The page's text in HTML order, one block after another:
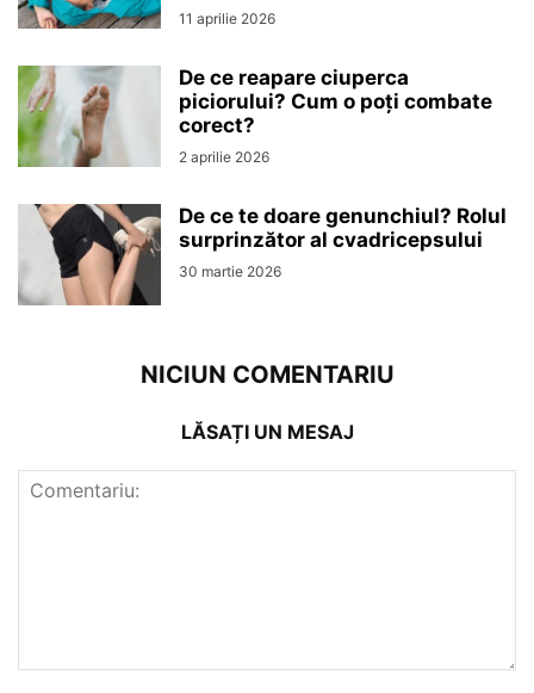
11 aprilie 2026
De ce reapare ciuperca
piciorului? Cum o poți combate
corect?
2 aprilie 2026
De ce te doare genunchiul? Rolul
surprinzător al cvadricepsului
30 martie 2026
NICIUN COMENTARIU
LĂSAȚI UN MESAJ